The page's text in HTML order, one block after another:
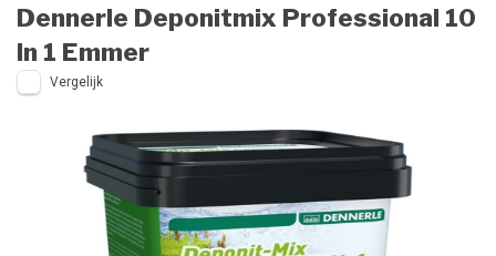
Dennerle Deponitmix Professional 10
In 1 Emmer
Vergelijk